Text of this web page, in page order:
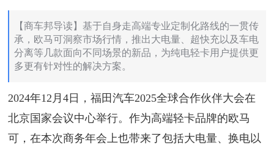
【商车邦导读】基于自身走高端专业定制化路线的一贯传
承，欧马可洞察市场行情，推出大电量、超快充以及车电
分离等几款面向不同场景的新品，为纯电轻卡用户提供更
多更有针对性的解决方案。
2024年12月4日，福田汽车2025全球合作伙伴大会在
北京国家会议中心举行。作为高端轻卡品牌的欧马
可，在本次商务年会上也带来了包括大电量、换电以